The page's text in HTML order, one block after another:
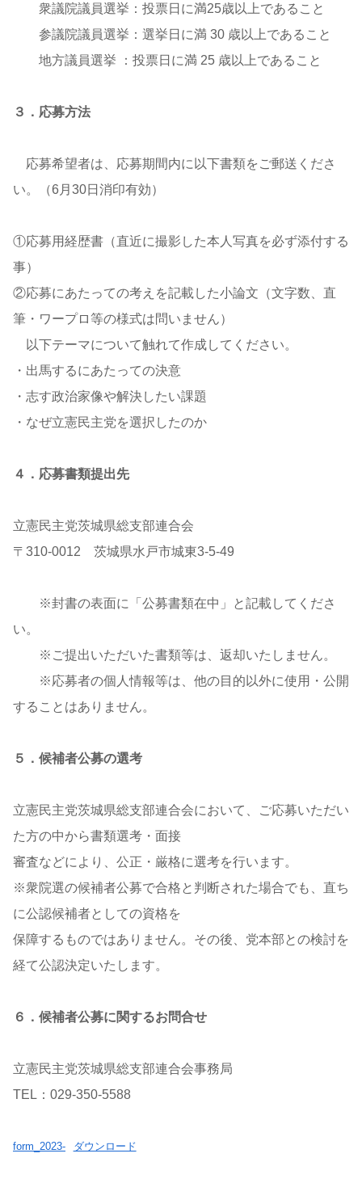
衆議院議員選挙：投票日に満25歳以上であること
参議院議員選挙：選挙⽇に満 30 歳以上であること
地⽅議員選挙 ：投票⽇に満 25 歳以上であること
３．応募方法
応募希望者は、応募期間内に以下書類をご郵送くださ
い。（6月30日消印有効）
①応募用経歴書（直近に撮影した本人写真を必ず添付する
事）
②応募にあたっての考えを記載した小論文（文字数、直
筆・ワープロ等の様式は問いません）
以下テーマについて触れて作成してください。
・出馬するにあたっての決意
・志す政治家像や解決したい課題
・なぜ立憲民主党を選択したのか
４．応募書類提出先
立憲民主党茨城県総支部連合会
〒310-0012 茨城県水戸市城東3-5-49
※封書の表面に「公募書類在中」と記載してくださ
い。
※ご提出いただいた書類等は、返却いたしません。
※応募者の個人情報等は、他の目的以外に使用・公開
することはありません。
５．候補者公募の選考
立憲民主党茨城県総支部連合会において、ご応募いただい
た方の中から書類選考・面接
審査などにより、公正・厳格に選考を行います。
※衆院選の候補者公募で合格と判断された場合でも、直ち
に公認候補者としての資格を
保障するものではありません。その後、党本部との検討を
経て公認決定いたします。
６．候補者公募に関するお問合せ
立憲民主党茨城県総支部連合会事務局
TEL：029-350-5588
form_2023- ダウンロード